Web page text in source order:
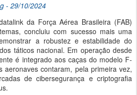
- 29/10/2024
da Força Aérea Brasileira (FAB)
concluiu com sucesso mais uma
a robustez e estabilidade do
táticos nacional. Em operação desde
é integrado aos caças do modelo F-
aeronaves contaram, pela primeira vez,
de cibersegurança e criptografia